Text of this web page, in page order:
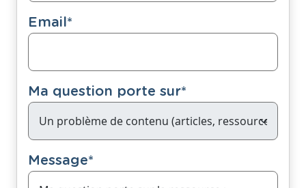
Email*
Ma question porte sur*
Message*